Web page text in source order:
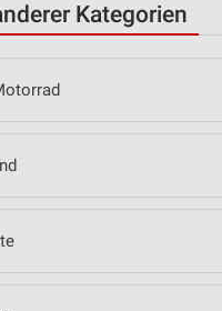
Kategorien